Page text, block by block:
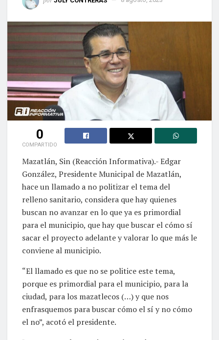
0
COMPARTIDO
Mazatlán, Sin (Reacción Informativa).- Edgar
González, Presidente Municipal de Mazatlán,
hace un llamado a no politizar el tema del
relleno sanitario, considera que hay quienes
buscan no avanzar en lo que ya es primordial
para el municipio, que hay que buscar el cómo sí
sacar el proyecto adelante y valorar lo que más le
conviene al municipio.
“El llamado es que no se politice este tema,
porque es primordial para el municipio, para la
ciudad, para los mazatlecos (…) y que nos
enfrasquemos para buscar cómo el sí y no cómo
el no”, acotó el presidente.